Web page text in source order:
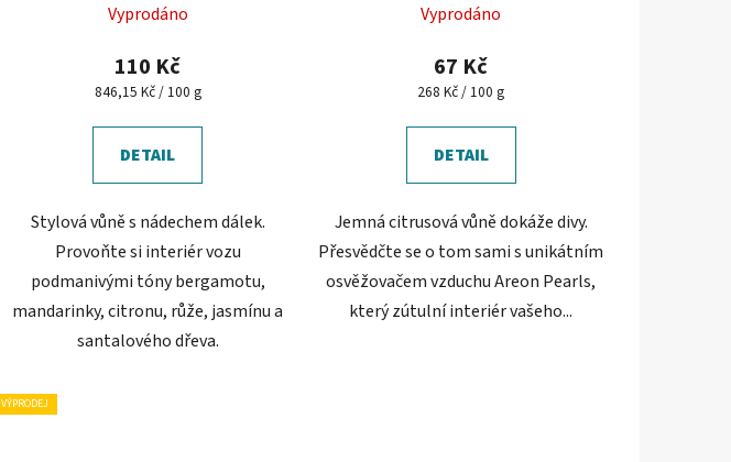
Vyprodáno
110 Kč
Měrná
846,15 Kč / 100 g
DETAIL
Stylová vůně s nádechem dálek.
Provoňte si interiér vozu
podmanivými tóny bergamotu,
mandarinky, citronu, růže, jasmínu a
santalového dřeva.
hodnocení
produktu
je
z
Vyprodáno
67 Kč
Měrná
268 Kč / 100 g
DETAIL
Jemná citrusová vůně dokáže divy.
Přesvědčte se o tom sami s unikátním
osvěžovačem vzduchu Areon Pearls,
který zútulní interiér vašeho...
VÝPRODEJ